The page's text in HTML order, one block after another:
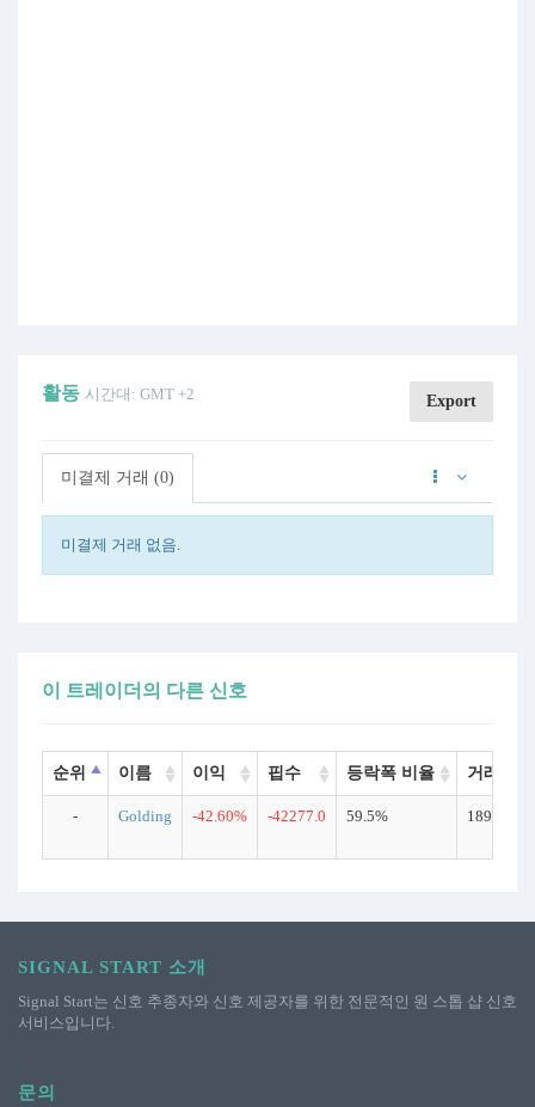
활동 시간대: GMT +2 Export
미결제 거래 (0)
미결제 거래 없음.
이 트레이더의 다른 신호
순위 이름 이익 핍수 등락폭 비율 거래 횟
- Golding -42.60% -42277.0 59.5% 189
SIGNAL START 소개
Signal Start는 신호 추종자와 신호 제공자를 위한 전문적인 원 스톱 샵 신호
서비스입니다.
문의